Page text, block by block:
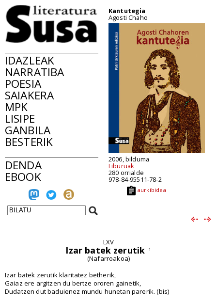
IDAZLEAK
NARRATIBA
POESIA
SAIAKERA
MPK
LISIPE
GANBILA
BESTERIK
DENDA
EBOOK
Kantutegia
Agosti Chaho
2006, bilduma
Liburuak
280 orrialde
978-84-95511-78-2
aurkibidea
LXV
Izar batek zerutik 1
(Nafarroakoa)
Izar batek zerutik klaritatez betherik,
Gaiaz ere argitzen du bertze ororen gainetik,
Dudatzen dut baduienez mundu hunetan parerik. (bis)